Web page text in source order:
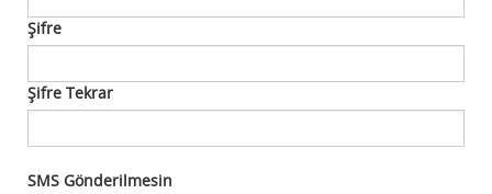
Şifre
Şifre Tekrar
SMS Gönderilmesin